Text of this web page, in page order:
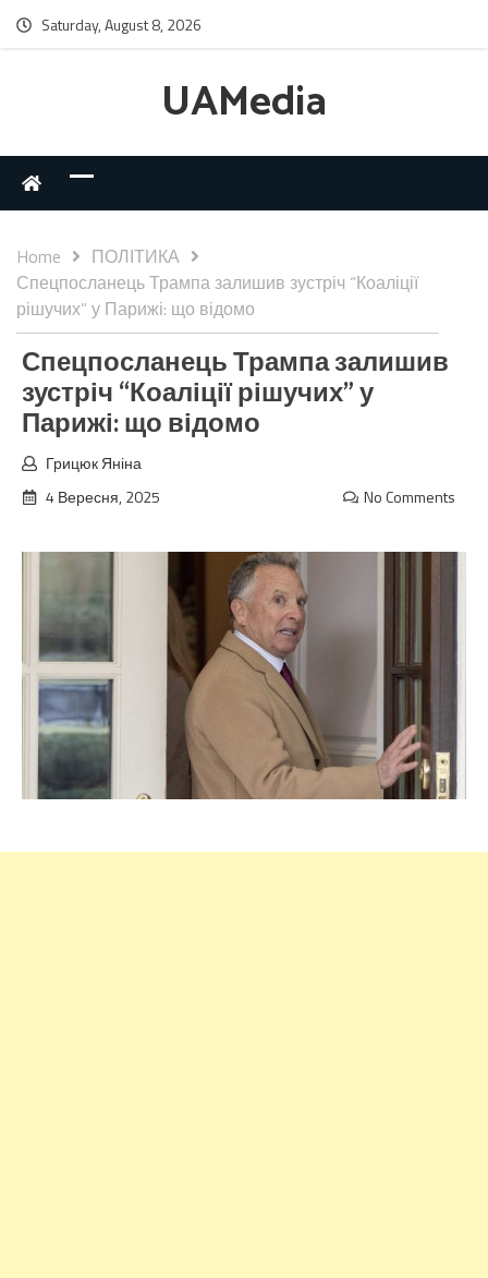
Saturday, August 8, 2026
UAMedia
Home
ПОЛІТИКА
Спецпосланець Трампа залишив зустріч “Коаліції
рішучих” у Парижі: що відомо
Спецпосланець Трампа залишив
зустріч “Коаліції рішучих” у
Парижі: що відомо
Грицюк Яніна
4 Вересня, 2025
No Comments